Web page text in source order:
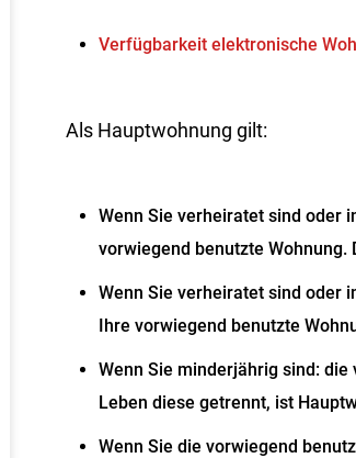
Verfügbarkeit elektronische
Als Hauptwohnung gilt:
Wenn Sie verheiratet sind oder
vorwiegend benutzte
Wenn Sie verheiratet sind oder
Ihre vorwiegend benutzte
Wenn Sie minderjährig sind:
Leben diese getrennt, ist
Wenn Sie die vorwiegend